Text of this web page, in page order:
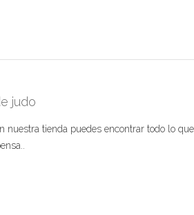
judo
nuestra tienda puedes encontrar todo lo